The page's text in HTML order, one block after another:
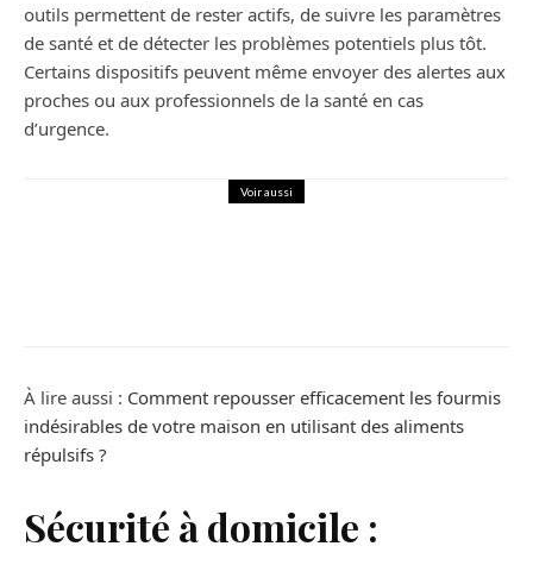
outils permettent de rester actifs, de suivre les paramètres
de santé et de détecter les problèmes potentiels plus tôt.
Certains dispositifs peuvent même envoyer des alertes aux
proches ou aux professionnels de la santé en cas
d’urgence.
Voir aussi
À lire aussi : Comment repousser efficacement les fourmis
indésirables de votre maison en utilisant des aliments
répulsifs ?
Sécurité à domicile :